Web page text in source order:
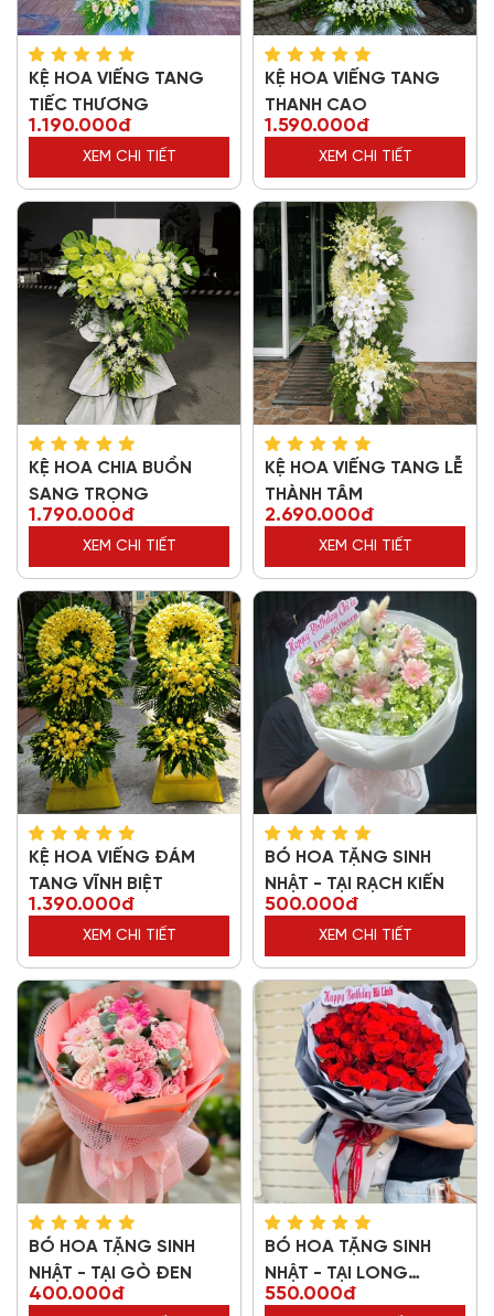
KỆ HOA VIẾNG TANG
TIẾC THƯƠNG
1.190.000đ
XEM CHI TIẾT
KỆ HOA VIẾNG TANG
THANH CAO
1.590.000đ
XEM CHI TIẾT
KỆ HOA CHIA BUỒN
SANG TRỌNG
1.790.000đ
XEM CHI TIẾT
KỆ HOA VIẾNG TANG LỄ
THÀNH TÂM
2.690.000đ
XEM CHI TIẾT
KỆ HOA VIẾNG ĐÁM
TANG VĨNH BIỆT
1.390.000đ
XEM CHI TIẾT
BÓ HOA TẶNG SINH
NHẬT - TẠI RẠCH KIẾN
500.000đ
XEM CHI TIẾT
BÓ HOA TẶNG SINH
NHẬT - TẠI GÒ ĐEN
400.000đ
BÓ HOA TẶNG SINH
NHẬT - TẠI LONG
THƯỢNG
550.000đ